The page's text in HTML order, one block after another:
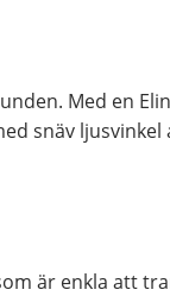
Med en
snäv
är enkla att